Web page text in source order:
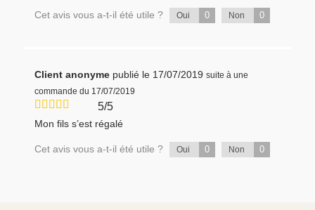
Cet avis vous a-t-il été utile ? Oui 0 Non 0
Client anonyme publié le 17/07/2019 suite à une
commande du 17/07/2019
5/5
Mon fils s’est régalé
Cet avis vous a-t-il été utile ? Oui 0 Non 0